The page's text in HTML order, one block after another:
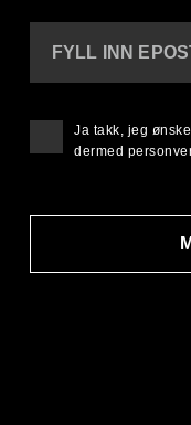
FYLL INN
Ja takk, jeg
dermed